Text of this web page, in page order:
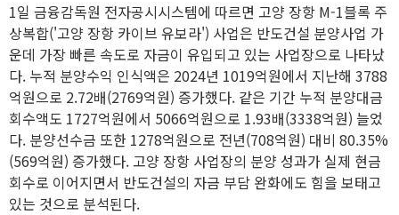
1일 금융감독원 전자공시시스템에 따르면 고양 장항 M-1블록 주
상복합('고양 장항 카이브 유보라') 사업은 반도건설 분양사업 가
운데 가장 빠른 속도로 자금이 유입되고 있는 사업장으로 나타났
다. 누적 분양수익 인식액은 2024년 1019억원에서 지난해 3788
억원으로 2.72배(2769억원) 증가했다. 같은 기간 누적 분양대금
회수액도 1727억원에서 5066억원으로 1.93배(3338억원) 늘었
다. 분양선수금 또한 1278억원으로 전년(708억원) 대비 80.35%
(569억원) 증가했다. 고양 장항 사업장의 분양 성과가 실제 현금
회수로 이어지면서 반도건설의 자금 부담 완화에도 힘을 보태고
있는 것으로 분석된다.